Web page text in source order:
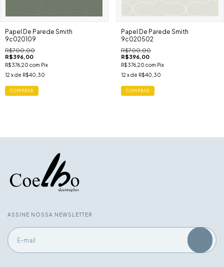
Papel De Parede Smith
9c020109
R$700,00
R$396,00
R$376,20 com Pix
12 x de R$40,30
COMPRAR
Papel De Parede Smith
9c020502
R$700,00
R$396,00
R$376,20 com Pix
12 x de R$40,30
COMPRAR
ASSINE NOSSA NEWSLETTER